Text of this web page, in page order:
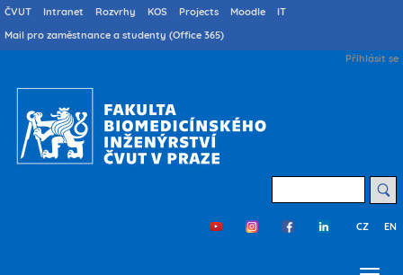
Přejít
k
hlavnímu
Druhé
menu
ČVUT Intranet Rozvrhy KOS Projects Moodle
IT
Mail pro zaměstnance a studenty (Office 365)
User
Přihlásit se
Třetí
CZ EN